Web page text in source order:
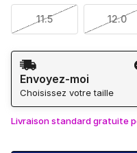
11.5 12.0
Méthode d’expédition
Envoyez-moi
Choisissez votre taille
Livraison standard gratuite